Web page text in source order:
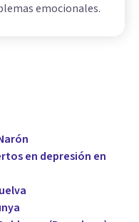
emocionales.
en depresión en